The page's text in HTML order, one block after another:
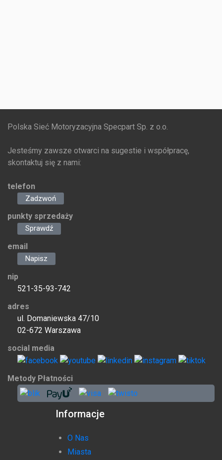
Polska Sieć Motoryzacyjna Specpart Sp. z o.o.
Jesteśmy zawsze otwarci na sugestie i współpracę,
skontaktuj się z nami:
telefon
Zadzwoń
punkty sprzedaży
Sprawdź
email
Napisz
nip
521-35-93-742
adres
ul. Domaniewska 47/10
02-672 Warszawa
social media
Metody Płatności
Informacje
O Nas
Miasta